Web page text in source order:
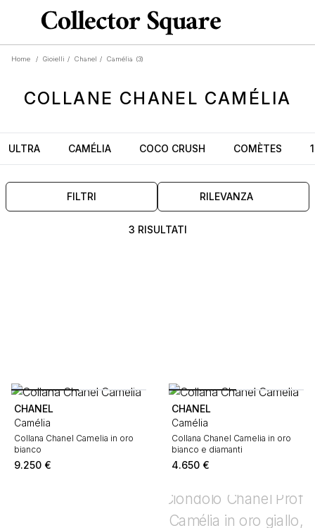
Home / Gioielli / Chanel / Camélia (3)
COLLANE CHANEL CAMÉLIA
ULTRA CAMÉLIA COCO CRUSH COMÈTES
FILTRI RILEVANZA
3 RISULTATI
CHANEL
Camélia
Collana Chanel Camelia in oro
bianco
9.250 €
CHANEL
Camélia
Collana Chanel Camelia in oro
bianco e diamanti
4.650 €